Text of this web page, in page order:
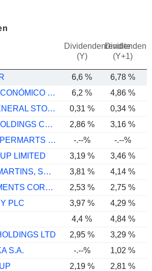
Dividendenrendite
(Y)
(Y+1)
6,6 % 6,78 %
FOMENTO ECONÓMICO MEXICANO, S.A.B. DE C.V.
6,2 % 4,86 %
CASEY'S GENERAL STORES, INC.
0,31 % 0,34 %
SEVEN & I HOLDINGS CO., LTD.
2,86 % 3,16 %
AVENUE SUPERMARTS LIMITED
-.--% -.--%
LIMITED
3,19 % 3,46 %
JERÓNIMO MARTINS, SGPS, S.A.
3,81 % 4,14 %
SM INVESTMENTS CORPORATION
2,53 %
2,75 %
PLC
3,97 % 4,29 %
4,4 %
4,84 %
LTD
2,95 % 3,29 %
S.A.
-.--% 1,02 %
2,19 %
2,81 %